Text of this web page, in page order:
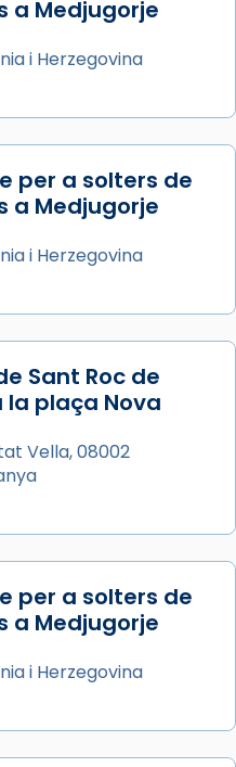
ha tingut lloc la
en agraïment al
visita apostòlica
Barcelona, i als
de Barcelona.
el cardenal Joan
la missa i l’ha
de Barcelona,
i
de sant Cugat, a
sorgeix la tradició
a Júlia”) i
Semprònia =
I l’any 1667, el
afirma en una obra
de l’antiga Iluro.
relíq
a Medjugorje
i Herzegovina
per a solters de
a Medjugorje
i Herzegovina
Sant Roc de
la plaça Nova
Vella, 08002
per a solters de
a Medjugorje
i Herzegovina